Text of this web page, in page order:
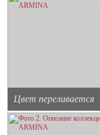
Цвет переливается